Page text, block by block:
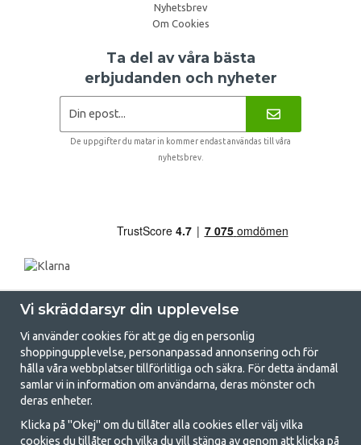
Nyhetsbrev
Om Cookies
Ta del av våra bästa
erbjudanden och nyheter
De uppgifter du matar in kommer endast användas till våra
nyhetsbrev.
GetCamping.se - Din butik för camping
och uteliv
Vi skräddarsyr din upplevelse
Vi använder cookies för att ge dig en personlig
shoppingupplevelse, personanpassad annonsering och för
hålla våra webbplatser tillförlitliga och säkra. För detta ändamål
samlar vi in information om användarna, deras mönster och
deras enheter.
Klicka på "Okej" om du tillåter alla cookies eller välj vilka
cookies du tillåter och vilka du vill stänga av genom att klicka på